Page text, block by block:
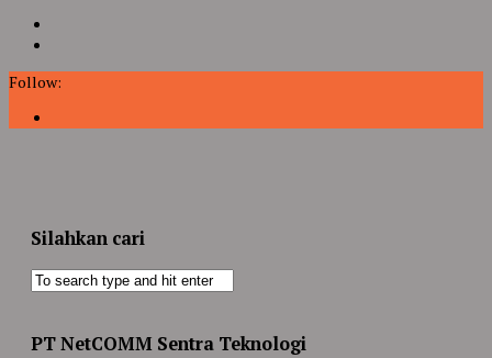
Follow:
Silahkan cari
PT NetCOMM Sentra Teknologi